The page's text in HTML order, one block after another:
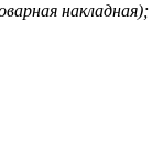
накладная);